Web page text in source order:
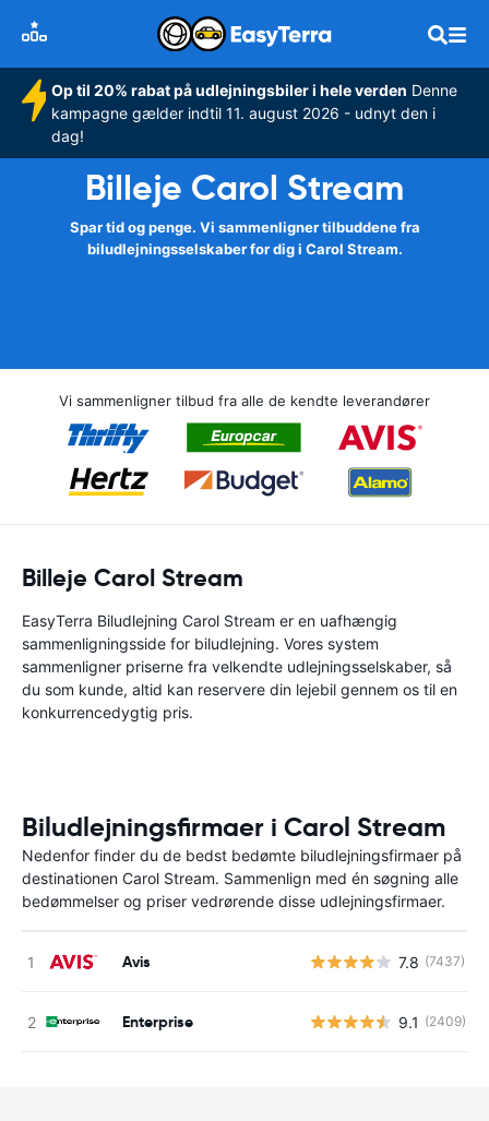
Op til 20% rabat på udlejningsbiler i hele verden Denne
kampagne gælder indtil 11. august 2026 - udnyt den i
dag!
Billeje Carol Stream
Spar tid og penge. Vi sammenligner tilbuddene fra
biludlejningsselskaber for dig i Carol Stream.
Vi sammenligner tilbud fra alle de kendte leverandører
Billeje Carol Stream
EasyTerra Biludlejning Carol Stream er en uafhængig
sammenligningsside for biludlejning. Vores system
sammenligner priserne fra velkendte udlejningsselskaber, så
du som kunde, altid kan reservere din lejebil gennem os til en
konkurrencedygtig pris.
Biludlejningsfirmaer i Carol Stream
Nedenfor finder du de bedst bedømte biludlejningsfirmaer på
destinationen Carol Stream. Sammenlign med én søgning alle
bedømmelser og priser vedrørende disse udlejningsfirmaer.
Avis 7.8 (7437)
Enterprise 9.1 (2409)